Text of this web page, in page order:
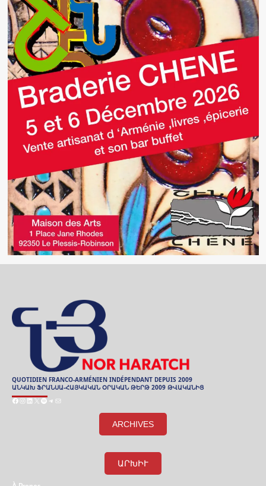
QUOTIDIEN FRANCO-ARMÉNIEN INDÉPENDANT DEPUIS 2009
ԱՆԿԱԽ ՖՐԱՆՍԱ-ՀԱՅԿԱԿԱՆ ՕՐԱԿԱՆ ԹԵՐԹ 2009 ԹՎԱԿԱՆԻՑ
Facebook
Instagram
LinkedIn
X SpotifyTelegram
E-
ARCHIVES
ԱՐԽԻՒ